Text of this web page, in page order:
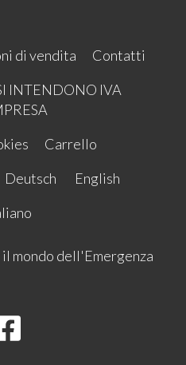
di vendita
Contatti
INTENDONO IVA
Carrello
Deutsch
English
mondo dell'Emergenza